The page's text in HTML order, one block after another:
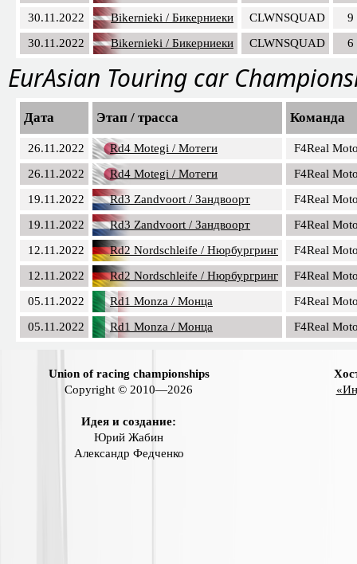
30.11.2022
Bikernieki / Бикерниеки CLWNSQUAD
9
30.11.2022
Bikernieki / Бикерниеки CLWNSQUAD 6
EurAsian Touring car
Дата Этап / трасса Команда
26.11.2022 Rd4 Motegi / Мотеги
F4Real
26.11.2022
Rd4 Motegi / Мотеги
F4Real
19.11.2022
Rd3 Zandvoort / Зандвоорт
F4Real
19.11.2022
Rd3 Zandvoort / Зандвоорт
F4Real
12.11.2022
Rd2 Nordschleife / Нюрбургринг
F4Real
12.11.2022
Rd2 Nordschleife / Нюрбургринг
F4Real
05.11.2022
Rd1 Monza / Монца
F4Real
05.11.2022
Rd1 Monza / Монца F4Real
Union of racing championships
Copyright © 2010—2026
Идея и создание:
Юрий Жабин
Александр Федченко